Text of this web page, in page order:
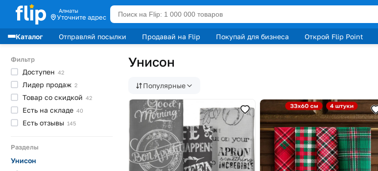
Алматы
Уточните адрес
Каталог Отправляй посылки Продавай на Flip Покупай для бизнеса Открой Flip Point
Фильтр
Доступен 42
Лидер продаж 2
Товар со скидкой 42
Есть на складе 40
Есть отзывы 145
Разделы
Унисон
Унисон
Популярные